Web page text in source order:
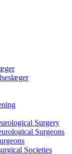
Surgery
Surgeons
Societies